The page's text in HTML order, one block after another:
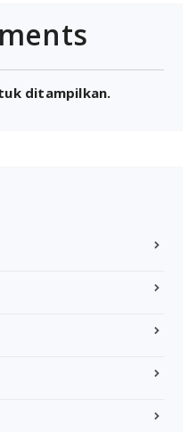
ditampilkan.